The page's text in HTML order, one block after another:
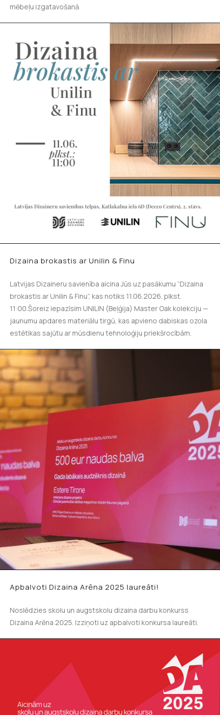
mēbeļu izgatavošanā.
Dizaina brokastis ar Unilin & Finu
Latvijas Dizaineru savienība aicina Jūs uz pasākumu “Dizaina
brokastis ar Unilin & Finu”, kas notiks 11.06.2026. plkst.
11:00.Šoreiz iepazīsim UNILIN (Beļģija) Master Oak kolekciju —
jaunumu apdares materiālu tirgū, kas apvieno dabiskas ozola
estētikas sajūtu ar mūsdienu tehnoloģiju priekšrocībām.
Apbalvoti Dizaina Arēna 2025 laureāti!
Noslēdzies skolu un augstskolu dizaina darbu konkurss
Dizaina Arēna 2025. Izziņoti uz apbalvoti konkursa laureāti.